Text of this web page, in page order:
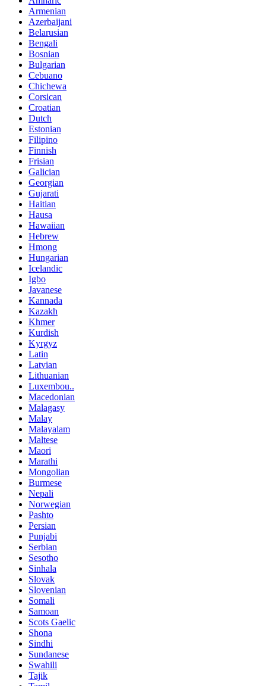
Armenian
Azerbaijani
Belarusian
Bengali
Bosnian
Bulgarian
Cebuano
Chichewa
Corsican
Croatian
Dutch
Estonian
Filipino
Finnish
Frisian
Galician
Georgian
Gujarati
Haitian
Hausa
Hawaiian
Hebrew
Hmong
Hungarian
Icelandic
Igbo
Javanese
Kannada
Kazakh
Khmer
Kurdish
Kyrgyz
Latin
Latvian
Lithuanian
Luxembou..
Macedonian
Malagasy
Malay
Malayalam
Maltese
Maori
Marathi
Mongolian
Burmese
Nepali
Norwegian
Pashto
Persian
Punjabi
Serbian
Sesotho
Sinhala
Slovak
Slovenian
Somali
Samoan
Scots Gaelic
Shona
Sindhi
Sundanese
Swahili
Tajik